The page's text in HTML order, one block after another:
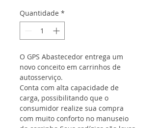
Quantidade *
O GPS Abastecedor entrega um
novo conceito em carrinhos de
autosserviço.
Conta com alta capacidade de
carga, possibilitando que o
consumidor realize sua compra
com muito conforto no manuseio